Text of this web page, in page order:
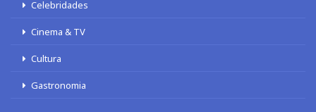
Celebridades
Cinema & TV
Cultura
Gastronomia